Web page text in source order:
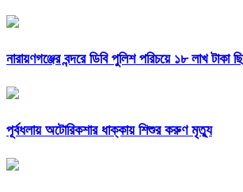
নারায়ণগঞ্জের বন্দরে ডিবি পুলিশ পরিচয়ে ১৮ লাখ টাকা
পূর্বধলায় অটোরিকশার ধাক্কায় শিশুর করুণ মৃত্যু